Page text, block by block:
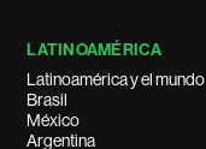
LATINOAMÉRICA
Latinoamérica y el mundo
Brasil
México
Argentina